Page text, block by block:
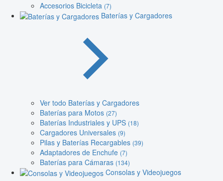
Accesorios Bicicleta (7)
Baterías y Cargadores
Ver todo Baterías y Cargadores
Baterías para Motos (27)
Baterías Industriales y UPS (18)
Cargadores Universales (9)
Pilas y Baterías Recargables (39)
Adaptadores de Enchufe (7)
Baterías para Cámaras (134)
Consolas y Videojuegos